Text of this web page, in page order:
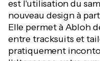
est l'utilisation du
nouveau design à
Elle permet à Abloh
entre tracksuits et
pratiquement